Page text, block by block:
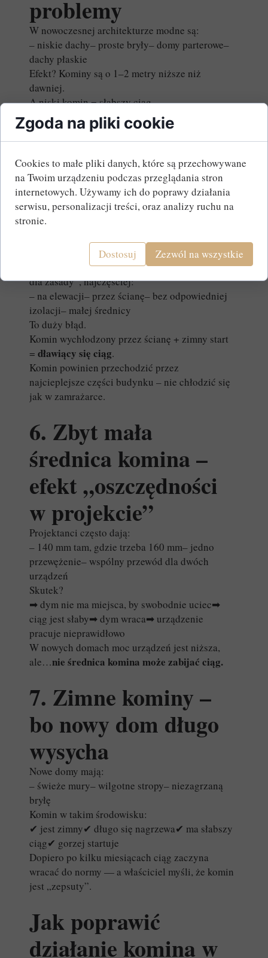
problemy
W nowoczesnej architekturze modne są:
– niskie dachy– proste bryły– domy parterowe–
dachy płaskie
Efekt? Kominy są o 1–2 metry niższe niż
dawniej.
A niski komin = słabszy ciąg.
Za mała wysokość + zimne powietrze + szczelny
dom =komin, który prawie nie pracuje.
5. Komin
wyprowadzony przez
ścianę boczną
zamiast przez dach
W wielu nowych projektach komin „montuje się
dla zasady”, najczęściej:
– na elewacji– przez ścianę– bez odpowiedniej
izolacji– małej średnicy
To duży błąd.
Komin wychłodzony przez ścianę + zimny start
= dławiący się ciąg.
Komin powinien przechodzić przez
najcieplejsze części budynku – nie chłodzić się
jak w zamrażarce.
6. Zbyt mała
średnica komina –
efekt „oszczędności
w projekcie”
Projektanci często dają:
– 140 mm tam, gdzie trzeba 160 mm– jedno
przewężenie– wspólny przewód dla dwóch
urządzeń
Skutek?
➡ dym nie ma miejsca, by swobodnie uciec➡
ciąg jest słaby➡ dym wraca➡ urządzenie
pracuje nieprawidłowo
W nowych domach moc urządzeń jest niższa,
ale…nie średnica komina może zabijać ciąg.
7. Zimne kominy –
bo nowy dom długo
wysycha
Nowe domy mają:
– świeże mury– wilgotne stropy– niezagrzaną
bryłę
Komin w takim środowisku:
✔ jest zimny✔ długo się nagrzewa✔ ma słabszy
ciąg✔ gorzej startuje
Dopiero po kilku miesiącach ciąg zaczyna
wracać do normy — a właściciel myśli, że komin
jest „zepsuty”.
Jak poprawić
działanie komina w
Zgoda na pliki cookie
Cookies to małe pliki danych, które są przechowywane
na Twoim urządzeniu podczas przeglądania stron
internetowych. Używamy ich do poprawy działania
serwisu, personalizacji treści, oraz analizy ruchu na
stronie.
Dostosuj Zezwól na wszystkie